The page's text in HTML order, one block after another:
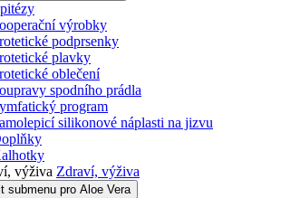
výrobky
podprsenky
plavky
oblečení
spodního prádla
program
silikonové náplasti na jizvu
Zdraví, výživa
submenu pro Aloe Vera